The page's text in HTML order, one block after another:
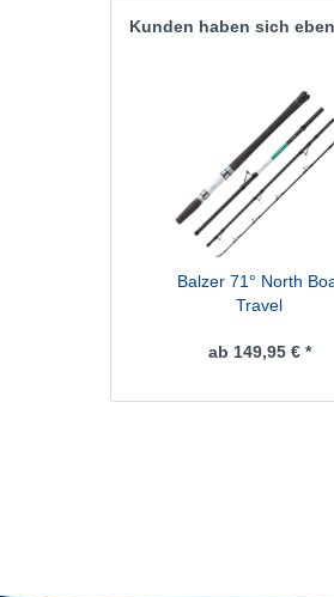
Kunden haben sich
Balzer 71° North
Travel
ab 149,95 € *